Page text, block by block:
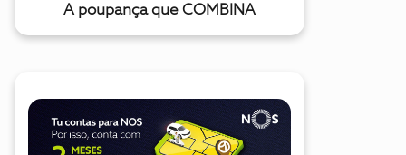
A poupança que COMBINA